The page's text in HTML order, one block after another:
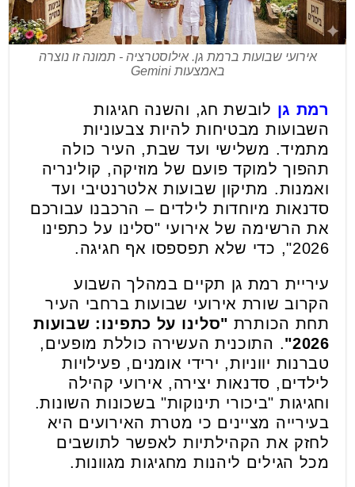
אירועי שבועות ברמת גן. אילוסטרציה - תמונה זו נוצרה
באמצעות Gemini
רמת גן לובשת חג, והשנה חגיגות
השבועות מבטיחות להיות צבעוניות
מתמיד. משלישי ועד שבת, העיר כולה
תהפוך למוקד פועם של מוזיקה, קולינריה
ואמנות. מתיקון שבועות אלטרנטיבי ועד
סדנאות מיוחדות לילדים – הרכבנו עבורכם
את הרשימה של אירועי "סלינו על כתפינו
2026", כדי שלא תפספסו אף חגיגה.
עיריית רמת גן תקיים במהלך השבוע
הקרוב שורת אירועי שבועות ברחבי העיר
תחת הכותרת "סלינו על כתפינו: שבועות
2026" . התוכנית העשירה כוללת מופעים,
טברנות יווניות, ירידי אומנים, פעילויות
לילדים, סדנאות יצירה, אירועי קהילה
וחגיגות "ביכורי תינוקות" בשכונות השונות.
בעירייה מציינים כי מטרת האירועים היא
לחזק את הקהילתיות לאפשר לתושבים
מכל הגילים ליהנות מחגיגות מגוונות.